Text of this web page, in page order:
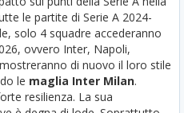
le partite di Serie A 2024-
solo 4 squadre accederanno
ovvero Inter, Napoli,
di nuovo il loro stile
le maglia Inter Milan.
resilienza. La sua